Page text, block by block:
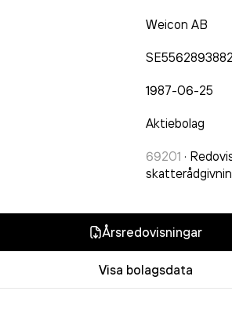
Weicon AB
1987-06-25
Aktiebolag
69201 ·
Årsredovisningar
Visa bolagsdata